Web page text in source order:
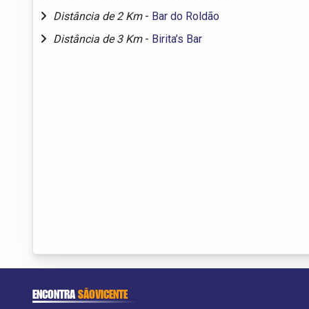
Distância de 2 Km - Bar do Roldão
Distância de 3 Km - Birita’s Bar
ENCONTRASÃOVICENTE